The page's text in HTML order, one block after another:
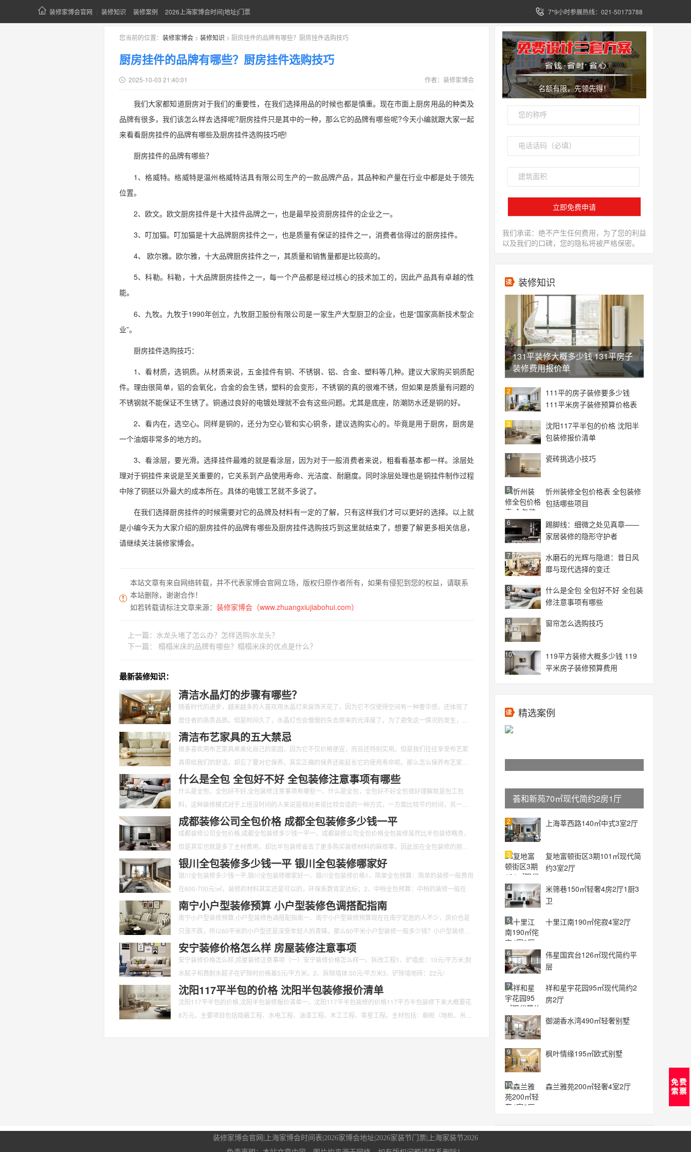
装修家博会官网 装修知识 装修案例 2026上海家博会时间|地址|门票 7*9小时参展热线：021-50173788
您当前的位置： 装修家博会 > 装修知识 > 厨房挂件的品牌有哪些？厨房挂件选购技巧
厨房挂件的品牌有哪些？厨房挂件选购技巧
2025-10-03 21:40:01 作者： 装修家博会
我们大家都知道厨房对于我们的重要性，在我们选择用品的时候也都是慎重。现在市面上厨房用品的种类及
品牌有很多，我们该怎么样去选择呢?厨房挂件只是其中的一种，那么它的品牌有哪些呢?今天小编就跟大家一起
来看看厨房挂件的品牌有哪些及厨房挂件选购技巧吧!
厨房挂件的品牌有哪些？
1、格威特。格威特是温州格威特洁具有限公司生产的一款品牌产品，其品种和产量在行业中都是处于领先
位置。
2、欧文。欧文厨房挂件是十大挂件品牌之一，也是最早投资厨房挂件的企业之一。
3、叮加猫。叮加猫是十大品牌厨房挂件之一，也是质量有保证的挂件之一，消费者信得过的厨房挂件。
4、 欧尔雅。欧尔雅，十大品牌厨房挂件之一，其质量和销售量都是比较高的。
5、科勒。科勒，十大品牌厨房挂件之一，每一个产品都是经过核心的技术加工的，因此产品具有卓越的性
能。
6、九牧。九牧于1990年创立，九牧厨卫股份有限公司是一家生产大型厨卫的企业，也是“国家高新技术型企
业”。
厨房挂件选购技巧：
1、看材质，选铜质。从材质来说，五金挂件有铜、不锈钢、铝、合金、塑料等几种。建议大家购买铜质配
件。理由很简单，铝的会氧化，合金的会生锈，塑料的会变形，不锈钢的真的很难不锈，但如果是质量有问题的
不锈钢就不能保证不生锈了。铜通过良好的电镀处理就不会有这些问题。尤其是底座，防潮防水还是铜的好。
2、看内在，选空心。同样是铜的，还分为空心管和实心铜条，建议选购实心的。毕竟是用于厨房，厨房是
一个油烟非常多的地方的。
3、看涂层，要光滑。选择挂件最难的就是看涂层，因为对于一般消费者来说，粗看看基本都一样。涂层处
理对于铜挂件来说是至关重要的，它关系到产品使用寿命、光洁度、耐磨度。同时涂层处理也是铜挂件制作过程
中除了铜胚以外最大的成本所在。具体的电镀工艺就不多说了。
在我们选择厨房挂件的时候需要对它的品牌及材料有一定的了解，只有这样我们才可以更好的选择。以上就
是小编今天为大家介绍的厨房挂件的品牌有哪些及厨房挂件选购技巧到这里就结束了，想要了解更多相关信息，
请继续关注装修家博会。
本站文章有来自网络转载，并不代表家博会官网立场，版权归原作者所有，如果有侵犯到您的权益，请联系
本站删除，谢谢合作！
如若转载请标注文章来源： 装修家博会（www.zhuangxiujiabohui.com）
上一篇： 水龙头堵了怎么办？怎样选购水龙头？
下一篇： 榻榻米床的品牌有哪些？榻榻米床的优点是什么？
最新装修知识：
清洁水晶灯的步骤有哪些？
随着时代的进步，越来越多的人喜欢用水晶灯来装饰天花了，因为它不仅使得空间有一种奢华感，还体现了
居住者的高贵品质。但是时间久了，水晶灯也会慢慢的失去原来的光泽度了。为了避免这一情况的发生，我
们应该对其定期的清洁。那么如何清洁水晶灯呢？又有哪些步骤呢？下面跟随小编一起来看一看吧。
清洁布艺家具的五大禁忌
很多喜欢用布艺家具来美化自己的家园，因为它不仅价格便宜，而且还特别实用。但是我们往往享受布艺家
具带给我们的舒适，却忘了要对它保养。其实正确的保养还能延长它的使用寿命呢。那么怎么保养布艺家具
呢？又有哪些是要禁忌的呢？下面跟随小编一起来看一看吧。
什么是全包 全包好不好 全包装修注意事项有哪些
什么是全包，全包好不好,全包装修注意事项有哪些一、什么是全包，全包好不好全包很好理解就是包工包
料，这种装修模式对于上班没时间的人来说是相对来说比较合适的一种方式，一方面比较节约时间，另一方
面不用我们花
成都装修公司全包价格 成都全包装修多少钱一平
成都装修公司全包价格,成都全包装修多少钱一平一、成都装修公司全包价格全包装修虽然比半包装修略贵，
但是其实也就是多了主材费用，却比半包装修省去了更多购买装修材料的麻烦事，因此现在全包装修的朋友
也是愈来愈
银川全包装修多少钱一平 银川全包装修哪家好
银川全包装修多少钱一平,银川全包装修哪家好一、银川全包装修价格1、简单全包预算：简单的装修一般费用
在600-700元/㎡，装修的材料其实还是可以的，环保系数肯定达标；2、中档全包预算：中档的装修一般在
南宁小户型装修预算 小户型装修色调搭配指南
南宁小户型装修预算,小户型装修色调搭配指南一、南宁小户型装修预算现在在南宁定居的人不少，房价也是
只涨不跌，所以60平米的小户型还是深受年轻人的青睐。那么60平米小户型装修一般多少钱？小户型装修要
注意些
安宁装修价格怎么样 房屋装修注意事项
安宁装修价格怎么样,房屋装修注意事项（一）安宁装修价格怎么样一、拆改工程1、铲墙皮：10元/平方米;耐
水腻子和费耐水腻子在铲除时价格差5元/平方米。2、拆除墙体:50元/平方米3、铲除墙地砖：22元/
沈阳117平半包的价格 沈阳半包装修报价清单
沈阳117平半包的价格,沈阳半包装修报价清单一、沈阳117平半包装修的价格117平方半包装修下来大概要花
8万元，主要项目包括隐蔽工程、水电工程、油漆工程、木工工程、零星工程。主材包括：橱柜（地柜、吊
名额有限，先领先得！
我们承诺：绝不产生任何费用，为了您的利益
以及我们的口碑，您的隐私将被严格保密。
装修知识
131平装修大概多少钱 131平房子
装修费用报价单
111平的房子装修要多少钱
111平米房子装修预算价格表
2
沈阳117平半包的价格 沈阳半
包装修报价清单
3
瓷砖挑选小技巧
4
忻州装修全包价格表 全包装修
包括哪些项目
5
踢脚线：细微之处见真章——
家居装修的隐形守护者
6
水磨石的光辉与隐退：昔日风
靡与现代选择的变迁
7
什么是全包 全包好不好 全包装
修注意事项有哪些
8
窗帘怎么选购技巧
9
119平方装修大概多少钱 119
平米房子装修预算费用
10
精选案例
荟和新苑70㎡现代简约2房1厅
上海莘西路140㎡中式3室2厅
2
复地富顿街区3期101㎡现代简
约3室2厅
3
米筛巷150㎡轻奢4房2厅1厨3
卫
4
十里江南190㎡侘寂4室2厅
5
伟星国宾台126㎡现代简约平
层
6
祥和星宇花园95㎡现代简约2
房2厅
7
御湖香水湾490㎡轻奢别墅
8
枫叶情缘195㎡欧式别墅
9
森兰雅苑200㎡轻奢4室2厅
10
装修家博会官网 上海家博会时间表 2026家博会地址 2026家装节门票
上海家装节2026